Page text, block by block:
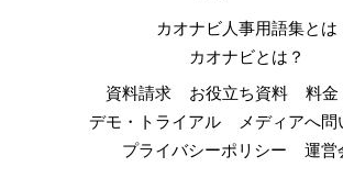
カオナビ人事用語集とは
カオナビとは？
資料請求 お役立ち資料
料金
デモ・トライアル
メディアへ問
プライバシーポリシー
運営